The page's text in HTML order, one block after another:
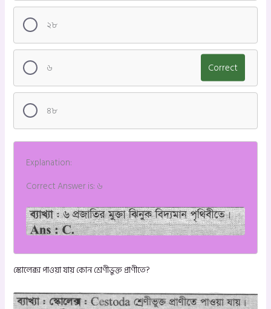
২৮
৬ Correct
৪৮
Explanation:
Correct Answer is: ৬
স্কোলেক্স পাওয়া যায় কোন শ্রেণীভুক্ত প্রাণীতে?